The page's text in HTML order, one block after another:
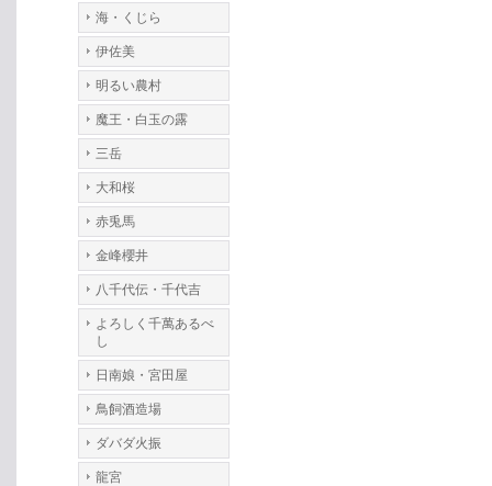
海・くじら
伊佐美
明るい農村
魔王・白玉の露
三岳
大和桜
赤兎馬
金峰櫻井
八千代伝・千代吉
よろしく千萬あるべ
し
日南娘・宮田屋
鳥飼酒造場
ダバダ火振
龍宮